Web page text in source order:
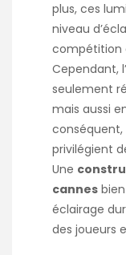
plus, ces
niveau
compétition
Cependant,
seulement
mais aussi
conséquent,
privilégient
Une
cannes
éclairage
des joueurs